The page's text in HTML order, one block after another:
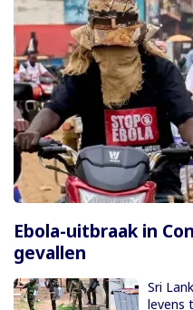
Ebola-uitbraak in
gevallen
Sri
levens